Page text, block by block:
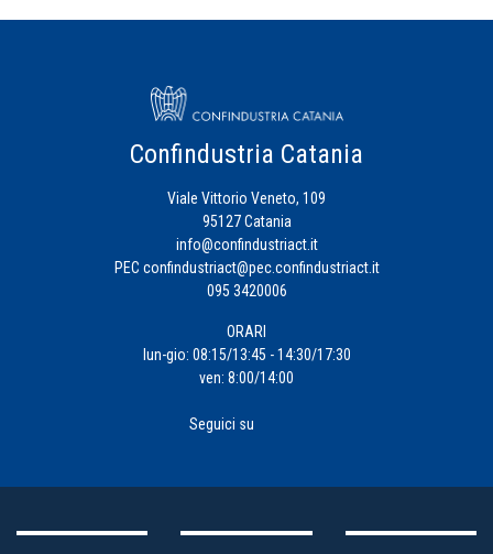
Confindustria Catania
Viale Vittorio Veneto, 109
95127 Catania
info@confindustriact.it
PEC confindustriact@pec.confindustriact.it
095 3420006
ORARI
lun-gio: 08:15/13:45 - 14:30/17:30
ven: 8:00/14:00
Seguici su